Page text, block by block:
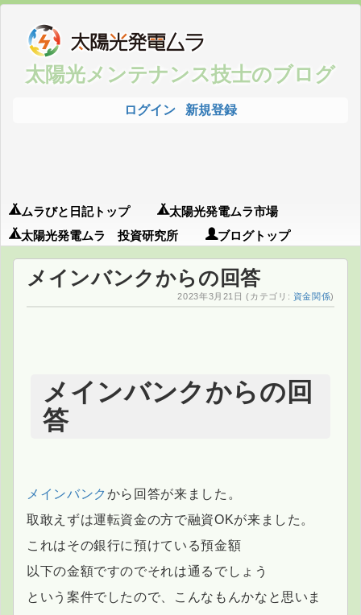
太陽光メンテナンス技士のブログ
ログイン 新規登録
ムラびと日記トップ
太陽光発電ムラ市場
太陽光発電ムラ 投資研究所
ブログトップ
メインバンクからの回答
2023年3月21日 (カテゴリ: 資金関係)
メインバンクからの回
答
メインバンク から回答が来ました。
取敢えずは運転資金の方で融資OKが来ました。
これはその銀行に預けている預金額
以下の金額ですのでそれは通るでしょう
という案件でしたので、こんなもんかなと思いま